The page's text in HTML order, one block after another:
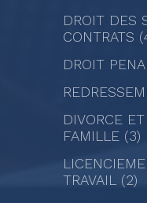
DROIT DES
CONTRATS
DROIT
DIVORCE
FAMILLE (3)
TRAVAIL (2)